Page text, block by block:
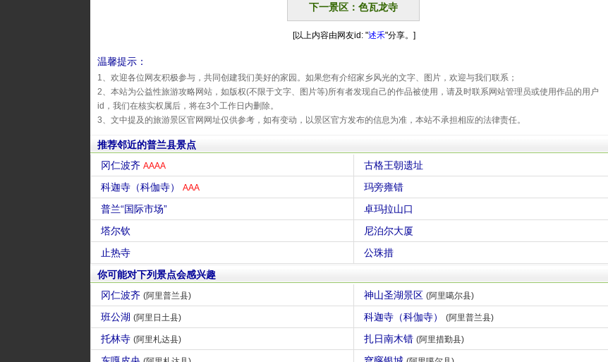
下一景区：色瓦龙寺
[以上内容由网友id: "述禾"分享。]
温馨提示：
1、欢迎各位网友积极参与，共同创建我们美好的家园。如果您有介绍家乡风光的文字、图片，欢迎与我们联系；
2、本站为公益性旅游攻略网站，如版权(不限于文字、图片等)所有者发现自己的作品被使用，请及时联系网站管理员或使用作品的用户
id，我们在核实权属后，将在3个工作日内删除。
3、文中提及的旅游景区官网网址仅供参考，如有变动，以景区官方发布的信息为准，本站不承担相应的法律责任。
推荐邻近的普兰县景点
冈仁波齐 AAAA
古格王朝遗址
科迦寺（科伽寺） AAA
玛旁雍错
普兰“国际市场”
卓玛拉山口
塔尔钦
尼泊尔大厦
止热寺
公珠措
你可能对下列景点会感兴趣
冈仁波齐 (阿里普兰县) 神山圣湖景区 (阿里噶尔县)
班公湖 (阿里日土县) 科迦寺（科伽寺） (阿里普兰县)
托林寺 (阿里札达县) 扎日南木错 (阿里措勤县)